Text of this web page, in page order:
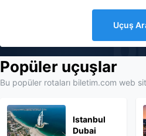
Uçuş
Popüler uçuşlar
Bu popüler rotaları biletim.com web
Istanbul
Dubai